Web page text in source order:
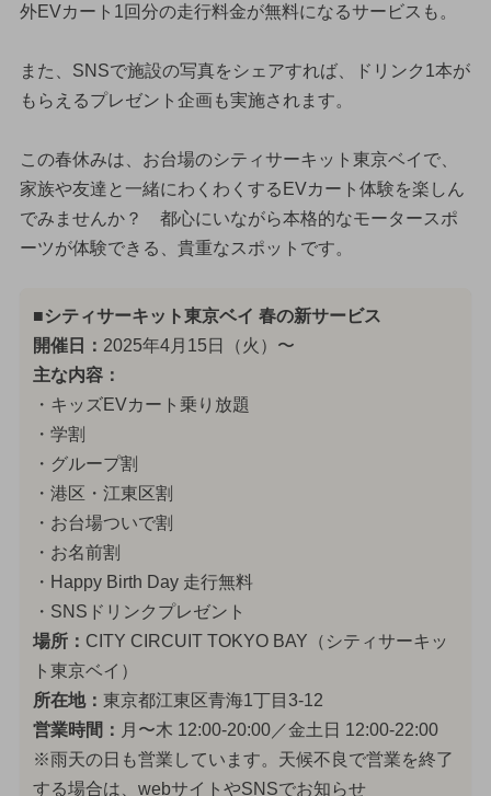
外EVカート1回分の走行料金が無料になるサービスも。
また、SNSで施設の写真をシェアすれば、ドリンク1本が
もらえるプレゼント企画も実施されます。
この春休みは、お台場のシティサーキット東京ベイで、
家族や友達と一緒にわくわくするEVカート体験を楽しん
でみませんか？ 都心にいながら本格的なモータースポ
ーツが体験できる、貴重なスポットです。
■シティサーキット東京ベイ 春の新サービス
開催日： 2025年4月15日（火）〜
主な内容：
・キッズEVカート乗り放題
・学割
・グループ割
・港区・江東区割
・お台場ついで割
・お名前割
・Happy Birth Day 走行無料
・SNSドリンクプレゼント
場所： CITY CIRCUIT TOKYO BAY（シティサーキッ
ト東京ベイ）
所在地： 東京都江東区青海1丁目3-12
営業時間： 月〜木 12:00-20:00／金土日 12:00-22:00
※雨天の日も営業しています。天候不良で営業を終了
する場合は、webサイトやSNSでお知らせ